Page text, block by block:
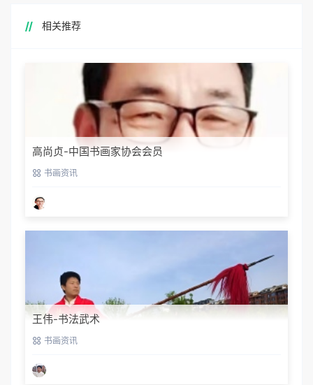
相关推荐
高尚贞-中国书画家协会会员
书画资讯
王伟-书法武术
书画资讯